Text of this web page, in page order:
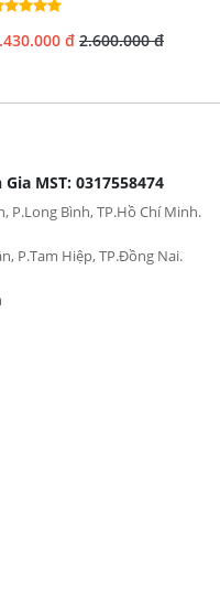
đ 2.600.000 đ
Gia MST: 0317558474
P.Long Bình, TP.Hồ Chí Minh.
P.Tam Hiệp, TP.Đồng Nai.